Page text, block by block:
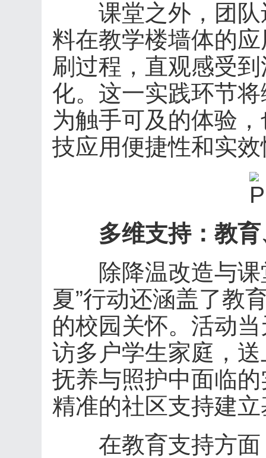
课堂之外，团队
料在教学楼墙体的
刷过程，直观感受
化。这一实践环节
为触手可及的体验
技应用便捷性和实
多维支持：教
除降温改造与课
夏”行动还涵盖了教
的校园关怀。活动
访多户学生家庭，
抚养与照护中面临
精准的社区支持建
在教育支持方面